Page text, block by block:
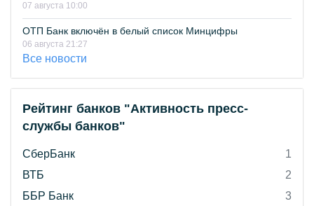
07 августа 10:00
ОТП Банк включён в белый список Минцифры
06 августа 21:27
Все новости
Рейтинг банков "Активность пресс-
службы банков"
СберБанк
1
ВТБ
2
ББР Банк
3